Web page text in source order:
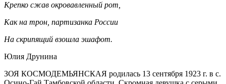
Крепко сжав окровавленный рот,
Как на трон, партизанка России
На скрипящий взошла эшафот.
Юлия Друнина
ЗОЯ КОСМОДЕМЬЯНСКАЯ родилась 13 сентября 1923 г. в с.